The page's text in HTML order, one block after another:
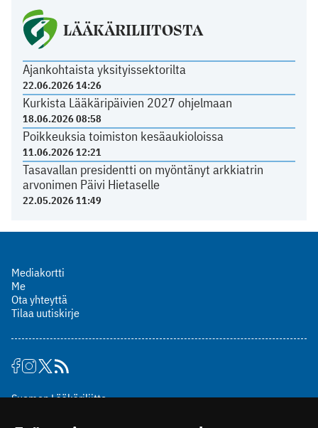
LÄÄKÄRILIITOSTA
Ajankohtaista yksityissektorilta
22.06.2026 14:26
Kurkista Lääkäripäivien 2027 ohjelmaan
18.06.2026 08:58
Poikkeuksia toimiston kesäaukioloissa
11.06.2026 12:21
Tasavallan presidentti on myöntänyt arkkiatrin
arvonimen Päivi Hietaselle
22.05.2026 11:49
Mediakortti
Me
Ota yhteyttä
Tilaa uutiskirje
Suomen Lääkäriliitto